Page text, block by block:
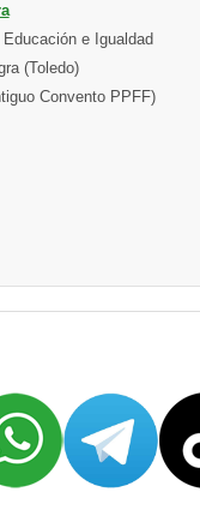
e Igualdad
(Toledo)
Convento PPFF)